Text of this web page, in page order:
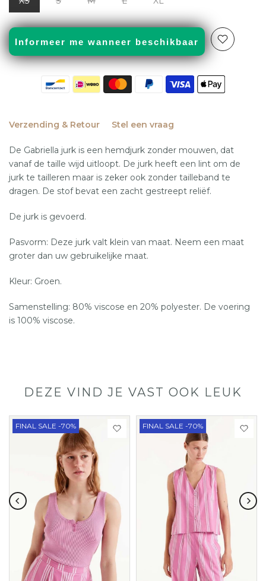
Informeer me wanneer beschikbaar
Verzending & Retour Stel een vraag
De Gabriella jurk is een hemdjurk zonder mouwen, dat
vanaf de taille wijd uitloopt. De jurk heeft een lint om de
jurk te tailleren maar is zeker ook zonder tailleband te
dragen. De stof bevat een zacht gestreept reliëf.
De jurk is gevoerd.
Pasvorm: Deze jurk valt klein van maat. Neem een maat
groter dan uw gebruikelijke maat.
Kleur: Groen.
Samenstelling: 80% viscose en 20% polyester. De voering
is 100% viscose.
DEZE VIND JE VAST OOK LEUK
FINAL SALE -70% FINAL SALE -70%